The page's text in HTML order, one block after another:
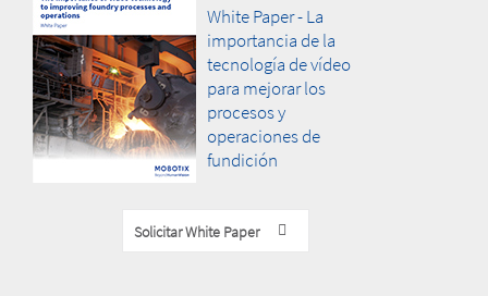
White Paper - La
importancia de la
tecnología de vídeo
para mejorar los
procesos y
operaciones de
fundición
Solicitar White Paper